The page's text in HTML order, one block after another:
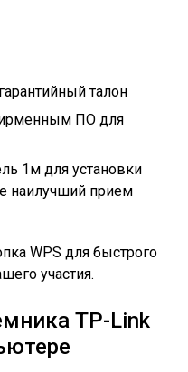
талон
ПО для
1м для установки
наилучший прием
WPS для быстрого
участия.
TP-Link